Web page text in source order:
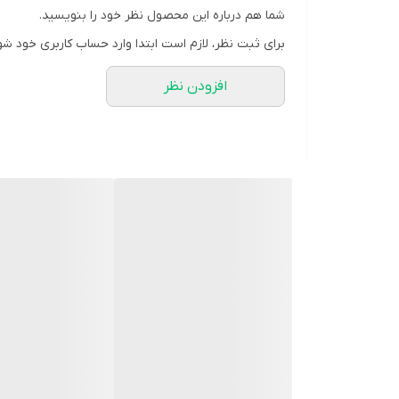
شما هم درباره این محصول نظر خود را بنویسید.
برای ثبت نظر، لازم است ابتدا وارد حساب کاربری خود
افزودن نظر